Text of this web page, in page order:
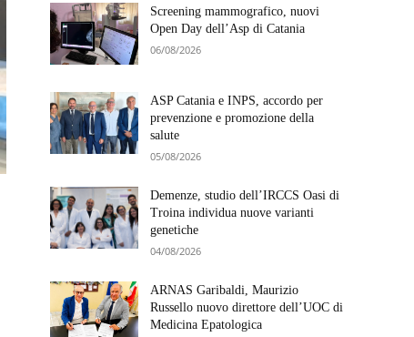
Screening mammografico, nuovi
Open Day dell’Asp di Catania
06/08/2026
ASP Catania e INPS, accordo per
prevenzione e promozione della
salute
05/08/2026
Demenze, studio dell’IRCCS Oasi di
Troina individua nuove varianti
genetiche
04/08/2026
ARNAS Garibaldi, Maurizio
Russello nuovo direttore dell’UOC di
Medicina Epatologica